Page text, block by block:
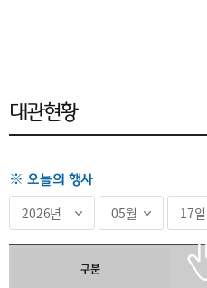
대관현황
※ 오늘의 행사
구분